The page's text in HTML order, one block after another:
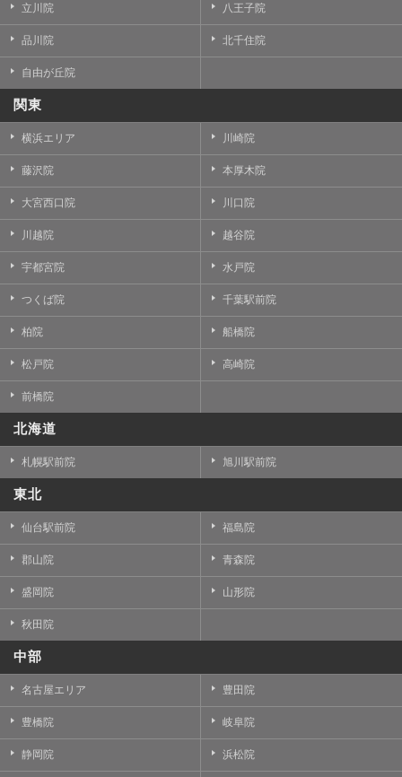
立川院 八王子院
品川院 北千住院
自由が丘院
関東
横浜エリア 川崎院
藤沢院 本厚木院
大宮西口院 川口院
川越院 越谷院
宇都宮院 水戸院
つくば院 千葉駅前院
柏院 船橋院
松戸院 高崎院
前橋院
北海道
札幌駅前院 旭川駅前院
東北
仙台駅前院 福島院
郡山院 青森院
盛岡院 山形院
秋田院
中部
名古屋エリア 豊田院
豊橋院 岐阜院
静岡院 浜松院